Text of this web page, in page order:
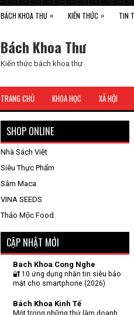
BÁCH KHOA THƯ » KIẾN THỨC » TIN
Bách Khoa Thư
Kiến thức bách khoa thư
TRANG CHỦ KHOA HỌC XÃ HỘI
SHOP ONLINE
Nhà Sách Việt
Siêu Thực Phẩm
Sâm Maca
VINA SEEDS
Thảo Mộc Food
CẬP NHẬT MỚI
Bach Khoa Cong Nghe
🔐 10 ứng dụng nhắn tin siêu bảo
mật cho smartphone (2026)
Bách Khoa Kinh Tế
Một trong những thứ làm doanh